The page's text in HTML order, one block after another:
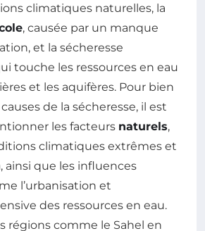
climatiques naturelles, la
, causée par un manque
et la sécheresse
touche les ressources en eau
et les aquifères. Pour bien
de la sécheresse, il est
les facteurs naturels,
climatiques extrêmes et
, ainsi que les influences
l’urbanisation et
des ressources en eau.
régions comme le Sahel en